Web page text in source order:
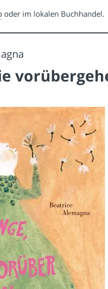
oder im lokalen Buchhandel.